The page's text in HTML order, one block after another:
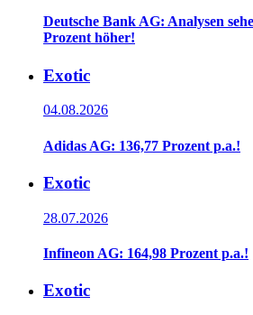
Deutsche Bank AG: Analysen
Prozent höher!
Exotic
04.08.2026
Adidas AG: 136,77 Prozent p.a.!
Exotic
28.07.2026
Infineon AG: 164,98 Prozent p.a.!
Exotic